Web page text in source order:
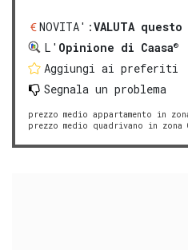
NOVITA':VALUTA
L' Opinione di Caasa®
Aggiungi ai preferiti
Segnala un problema
prezzo medio appartamento in
prezzo medio quadrivano in zona